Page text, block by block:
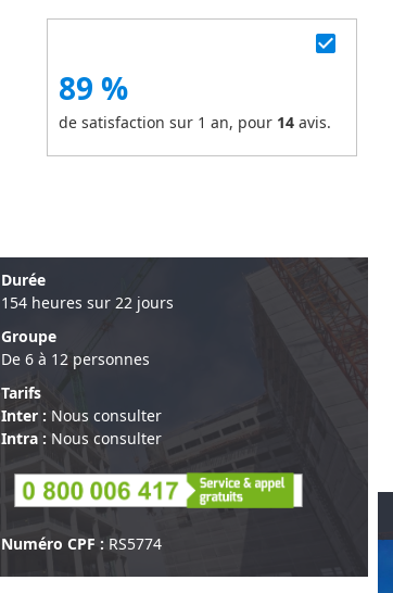
89 %
de satisfaction sur 1 an, pour 14avis.
check_box
Durée
154 heures sur 22 jours
Groupe
De 6 à 12 personnes
Tarifs
Inter : Nous consulter
Intra : Nous consulter
Numéro CPF : RS5774